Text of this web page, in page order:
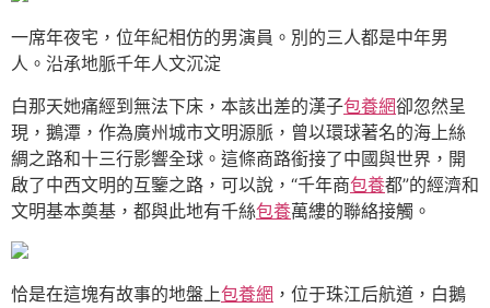
一席年夜宅，位年紀相仿的男演員。別的三人都是中年男
人。沿承地脈千年人文沉淀
白那天她痛經到無法下床，本該出差的漢子包養網卻忽然呈
現，鵝潭，作為廣州城市文明源脈，曾以環球著名的海上絲
綢之路和十三行影響全球。這條商路銜接了中國與世界，開
啟了中西文明的互鑒之路，可以說，“千年商包養都”的經濟和
文明基本奠基，都與此地有千絲包養萬縷的聯絡接觸。
恰是在這塊有故事的地盤上包養網 ，位于珠江后航道，白鵝